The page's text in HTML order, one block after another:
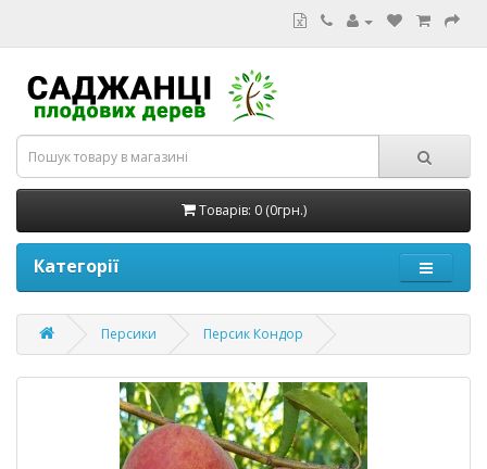
Товарів: 0 (0грн.)
Категорії
Персики Персик Кондор